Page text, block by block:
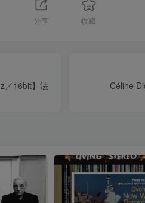
分享 收藏
／16bit】法
Céline